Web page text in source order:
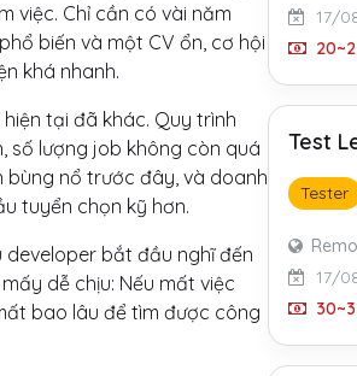
việc. Chỉ cần có vài năm
biến và một CV ổn, cơ hội
khá nhanh.
tại đã khác. Quy trình
số lượng job không còn quá
bùng nổ trước đây, và doanh
tuyển chọn kỹ hơn.
developer bắt đầu nghĩ đến
dễ chịu: Nếu mất việc
bao lâu để tìm được công
17/
Test
Tester
17/